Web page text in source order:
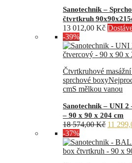
Sanotechnik –
čtvrtkruh
13 012,00 Kč
-39%
Čtvrtkruhové
sprchové boxy
cmS mělkou vanou
Sanotechnik – UNI
– 90 x 90 x 204 cm
18 574,00Kč
byla:
18
11
-37%